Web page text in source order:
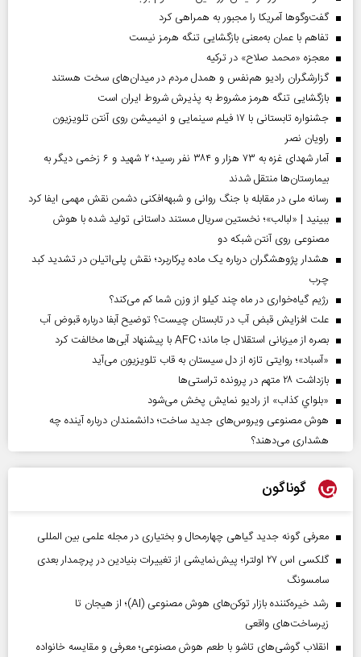
گفت‌وگوها آمریکا را مجبور به همراهی کرد
تفاهم با عمان به‌معنی بازگشایی تنگه هرمز نیست
معجزه «محمد صلاح» در ترکیه
گزارشگران رادیو هم‌نفس و همدل مردم در میدان‌های سخت هستند
بازگشایی تنگه هرمز مشروط به پذیرش شروط ایران است
جشنواره تابستانی با ۱۷ فیلم سینمایی و انیمیشن روی آنتن تلویزیون
راویان نصر
آمار شهدای غزه به ۷۳ هزار و ۳۸۴ نفر رسید؛ ۲ شهید و ۶ زخمی دیگر به
بیمارستان‌ها منتقل شدند
رسانه ملی در مقابله با جنگ روانی و شبهه‌افکنی دشمن نقش مهمی ایفا کرد
ببینید | «لبالب»؛ نخستین سریال مستند داستانی تولید شده با هوش
مصنوعی روی آنتن شبکه دو
هشدار پژوهشگران درباره یک ماده پرکاربرد؛ نقش پلی‌اتیلن در تشدید کبد
چرب
رژیم گیاه‌خواری در ماه چند کیلو از وزن شما کم می‌کند؟
علت افزایش قبض آب در تابستان چیست؟ توضیح آبفا درباره قبوض آب
بصره از میزبانی استقلال جا ماند؛ AFC با پیشنهاد آبی‌ها مخالفت کرد
«آسباد»؛ روایتی تازه از دل سیستان به قاب تلویزیون می‌آید
بازداشت ۲۸ متهم در پرونده تراستی‌ها
«بلواي کذاب» از رادیو نمایش پخش می‌شود
هوش مصنوعی ویروس‌های جدید ساخت؛ دانشمندان درباره آینده چه
هشداری می‌دهند؟
گوناگون
معرفی گونه جدید گیاهی چهارمحال و بختیاری در مجله علمی بین المللی
گلکسی اس ۲۷ اولترا؛ پیش‌نمایشی از تغییرات بنیادین در پرچمدار بعدی
سامسونگ
رشد خیره‌کننده بازار توکن‌های هوش مصنوعی (AI)؛ از هیجان تا
زیرساخت‌های واقعی
انقلاب گوشی‌های تاشو‌ با طعم هوش مصنوعی؛ معرفی و مقایسه خانواده